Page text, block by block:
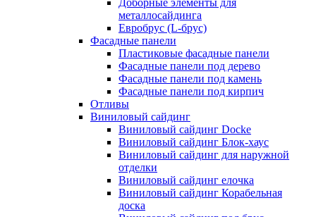
Доборные элементы для
металлосайдинга
Евробрус (L-брус)
Фасадные панели
Пластиковые фасадные панели
Фасадные панели под дерево
Фасадные панели под камень
Фасадные панели под кирпич
Отливы
Виниловый сайдинг
Виниловый сайдинг Docke
Виниловый сайдинг Блок-хаус
Виниловый сайдинг для наружной
отделки
Виниловый сайдинг елочка
Виниловый сайдинг Корабельная
доска